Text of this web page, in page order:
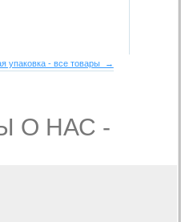
упаковка - все товары →
О НАС -